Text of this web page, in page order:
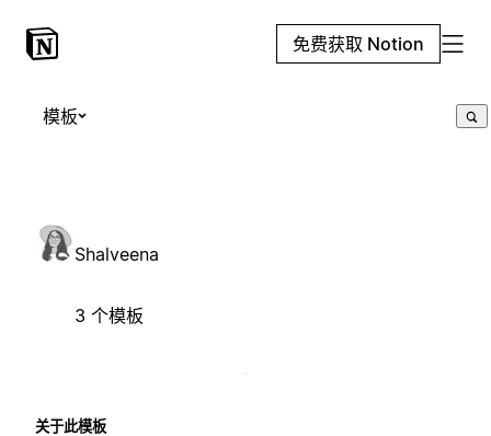
免费获取 Notion
模板
Shalveena
3 个模板
关于此模板